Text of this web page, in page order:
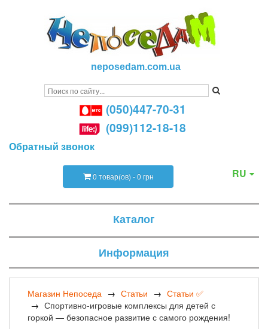
neposedam.com.ua
(050)447-70-31
(099)112-18-18
Обратный звонок
RU
0 товар(ов) - 0 грн
Каталог
Информация
Магазин Непоседа Статьи
Статьи ✅
Спортивно-игровые комплексы для детей с
горкой — безопасное развитие с самого рождения!